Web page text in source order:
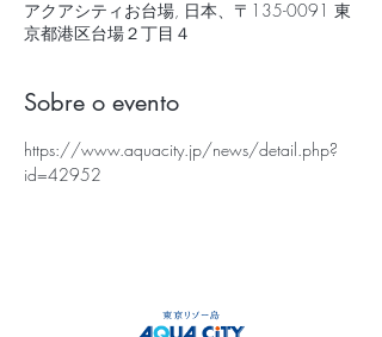
アクアシティお台場, 日本、〒135-0091 東
京都港区台場２丁目４
Sobre o evento
https://www.aquacity.jp/news/detail.php?
id=42952